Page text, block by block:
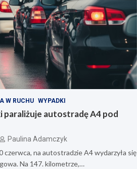
W RUCHU WYPADKI
paraliżuje autostradę A4 pod
Paulina Adamczyk
czerwca, na autostradzie A4 wydarzyła się
Na 147. kilometrze,…